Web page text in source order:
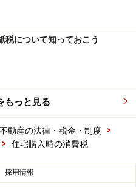
税について知っておこう
もっと見る
不動産の法律・税金・制度
>
> 住宅購入時の消費税
採用情報